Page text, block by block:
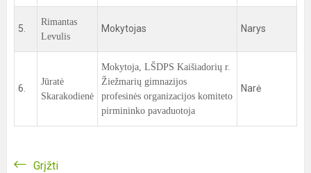
5.
Rimantas
Levulis
Mokytojas Narys
6.
Jūratė
Skarakodienė
Mokytoja, LŠDPS Kaišiadorių r.
Žiežmarių gimnazijos
profesinės organizacijos komiteto
pirmininko pavaduotoja
Narė
Grįžti